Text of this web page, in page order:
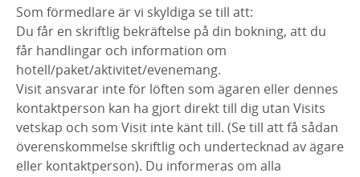
Som förmedlare är vi skyldiga se till att:
Du får en skriftlig bekräftelse på din bokning, att du
får handlingar och information om
hotell/paket/aktivitet/evenemang.
Visit ansvarar inte för löften som ägaren eller dennes
kontaktperson kan ha gjort direkt till dig utan Visits
vetskap och som Visit inte känt till. (Se till att få sådan
överenskommelse skriftlig och undertecknad av ägare
eller kontaktperson). Du informeras om alla